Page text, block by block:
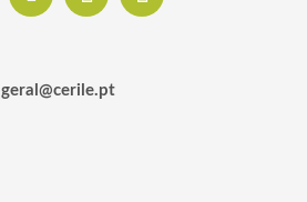
geral@cerile.pt